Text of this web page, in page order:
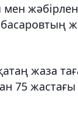
жаза
75 жастағы